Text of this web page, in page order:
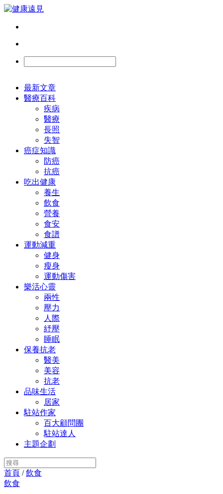
最新文章
醫療百科
疾病
醫療
長照
失智
癌症知識
防癌
抗癌
吃出健康
養生
飲食
營養
食安
食譜
運動減重
健身
瘦身
運動傷害
樂活心靈
兩性
壓力
人際
紓壓
睡眠
保養抗老
醫美
美容
抗老
品味生活
居家
駐站作家
百大顧問團
駐站達人
主題企劃
首頁 /飲食
飲食